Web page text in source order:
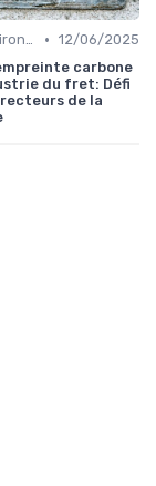
Impact environnemental • 12/06/2025
carbone
du fret: Défi
de la